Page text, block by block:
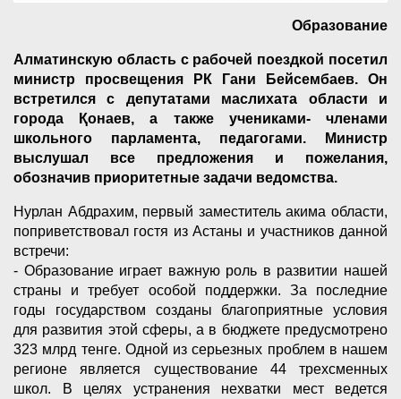
Образование
Алматинскую область с рабочей поездкой посетил
министр просвещения РК Гани Бейсембаев. Он
встретился с депутатами маслихата области и
города Қонаев, а также учениками- членами
школьного парламента, педагогами. Министр
выслушал все предложения и пожелания,
обозначив приоритетные задачи ведомства.
Нурлан Абдрахим, первый заместитель акима области,
поприветствовал гостя из Астаны и участников данной
встречи:
- Образование играет важную роль в развитии нашей
страны и требует особой поддержки. За последние
годы государством созданы благоприятные условия
для развития этой сферы, а в бюджете предусмотрено
323 млрд тенге. Одной из серьезных проблем в нашем
регионе является существование 44 трехсменных
школ. В целях устранения нехватки мест ведется